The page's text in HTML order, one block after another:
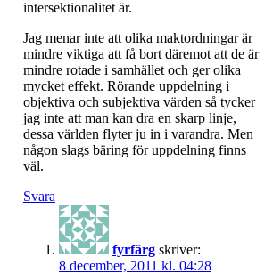
intersektionalitet är.
Jag menar inte att olika maktordningar är
mindre viktiga att få bort däremot att de är
mindre rotade i samhället och ger olika
mycket effekt. Rörande uppdelning i
objektiva och subjektiva värden så tycker
jag inte att man kan dra en skarp linje,
dessa världen flyter ju in i varandra. Men
någon slags bäring för uppdelning finns
väl.
Svara
fyrfärg skriver:
8 december, 2011 kl. 04:28